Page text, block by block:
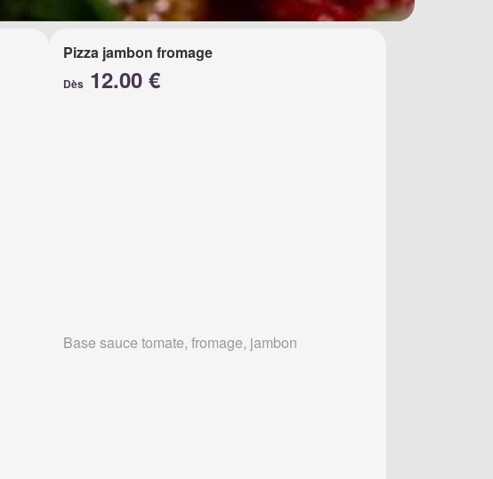
Pizza jambon fromage
Dès 12.00 €
Base sauce tomate, fromage, jambon